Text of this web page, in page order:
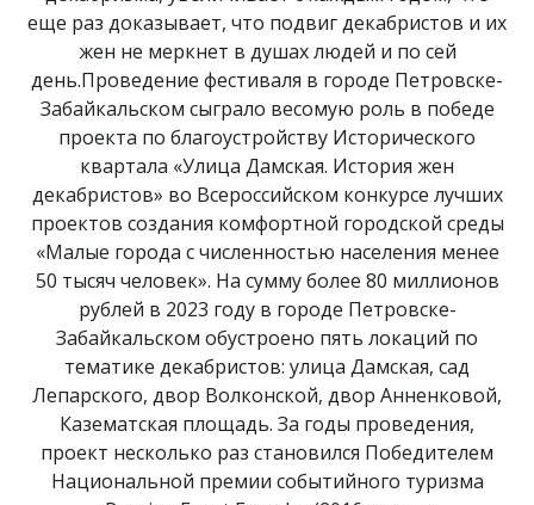
еще раз доказывает, что подвиг декабристов и их
жен не меркнет в душах людей и по сей
день.Проведение фестиваля в городе Петровске-
Забайкальском сыграло весомую роль в победе
проекта по благоустройству Исторического
квартала «Улица Дамская. История жен
декабристов» во Всероссийском конкурсе лучших
проектов создания комфортной городской среды
«Малые города с численностью населения менее
50 тысяч человек». На сумму более 80 миллионов
рублей в 2023 году в городе Петровске-
Забайкальском обустроено пять локаций по
тематике декабристов: улица Дамская, сад
Лепарского, двор Волконской, двор Анненковой,
Казематская площадь. За годы проведения,
проект несколько раз становился Победителем
Национальной премии событийного туризма